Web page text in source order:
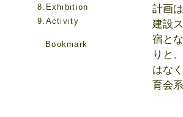
8.Exhibition
9.Activity
Bookmark
計画
建設
宿と
りと
はな
育会